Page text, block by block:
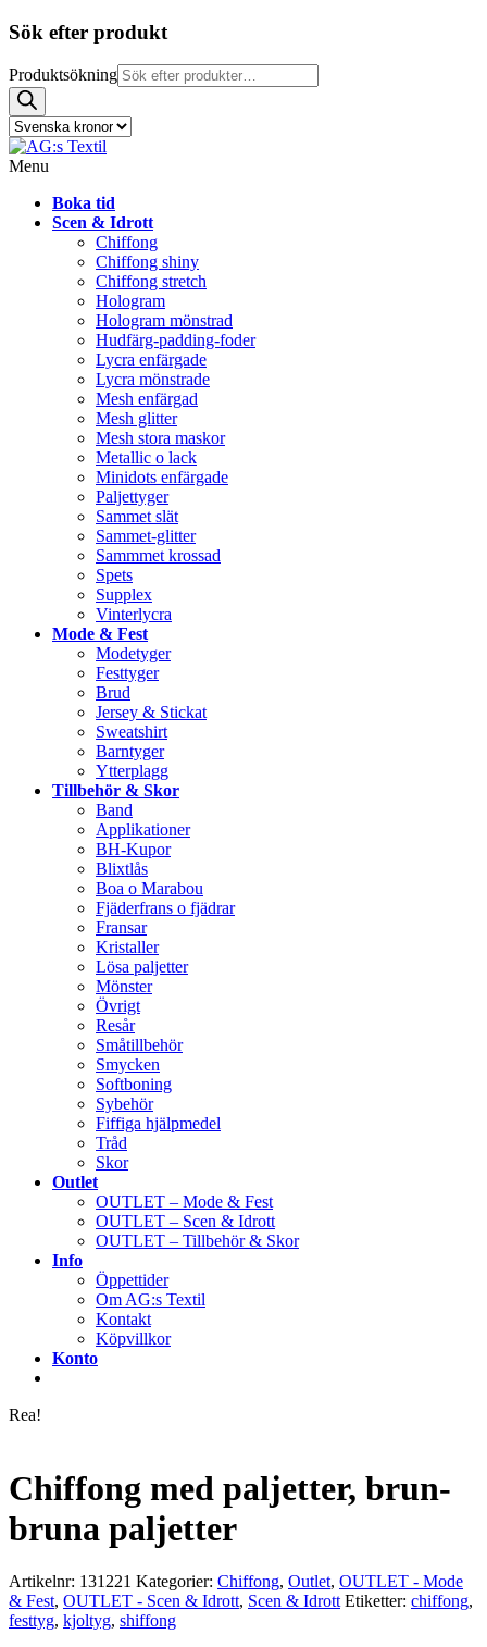
Sök efter produkt
Produktsökning
Menu
Boka tid
Scen & Idrott
Chiffong
Chiffong shiny
Chiffong stretch
Hologram
Hologram mönstrad
Hudfärg-padding-foder
Lycra enfärgade
Lycra mönstrade
Mesh enfärgad
Mesh glitter
Mesh stora maskor
Metallic o lack
Minidots enfärgade
Paljettyger
Sammet slät
Sammet-glitter
Sammmet krossad
Spets
Supplex
Vinterlycra
Mode & Fest
Modetyger
Festtyger
Brud
Jersey & Stickat
Sweatshirt
Barntyger
Ytterplagg
Tillbehör & Skor
Band
Applikationer
BH-Kupor
Blixtlås
Boa o Marabou
Fjäderfrans o fjädrar
Fransar
Kristaller
Lösa paljetter
Mönster
Övrigt
Resår
Småtillbehör
Smycken
Softboning
Sybehör
Fiffiga hjälpmedel
Tråd
Skor
Outlet
OUTLET – Mode & Fest
OUTLET – Scen & Idrott
OUTLET – Tillbehör & Skor
Info
Öppettider
Om AG:s Textil
Kontakt
Köpvillkor
Konto
Rea!
Chiffong med paljetter, brun-
bruna paljetter
Artikelnr: 131221 Kategorier: Chiffong, Outlet, OUTLET - Mode
& Fest, OUTLET - Scen & Idrott, Scen & Idrott Etiketter: chiffong,
festtyg, kjoltyg, shiffong